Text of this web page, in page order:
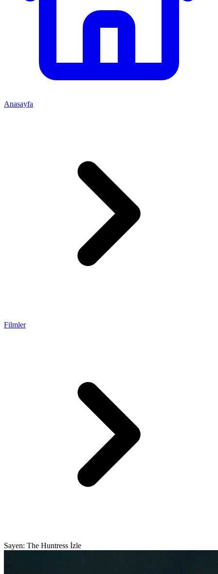
Anasayfa
Filmler
Sayen: The Huntress İzle